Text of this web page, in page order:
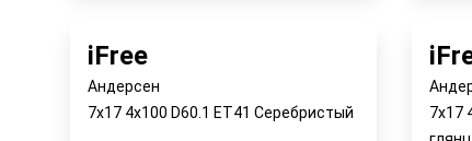
iFree
Андерсен
7x17 4x100 D60.1 ET41 Серебристый
7x17